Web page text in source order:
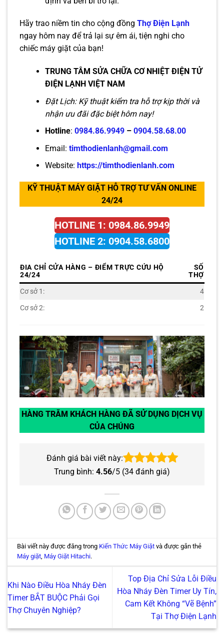
Hãy trao niềm tin cho cộng đồng Thợ Điện Lạnh
ngay hôm nay để trả lại sự êm ái, tiện nghi cho
chiếc máy giặt của bạn!
TRUNG TÂM SỬA CHỮA CƠ NHIỆT ĐIỆN TỬ
ĐIỆN LẠNH VIỆT NAM
Đặt Lịch: Kỹ thuật kiểm tra hỗ trợ kịp thời và
nhận ưu đãi đặc biệt hôm nay!
Hotline: 0984.86.9949– 0904.58.68.00
Email: timthodienlanh@gmail.com
Website: https://timthodienlanh.com
KỸ THUẬT MÁY GIẶT HỖ TRỢ TƯ VẤN ONLINE
24/24
HOTLINE 1: 0984.86.9949
HOTLINE 2: 0904.58.6800
ĐIA CHỈ CỬA HÀNG – ĐIỂM TRỰC CỨU HỘ
24/24
SỐ
THỢ
Cơ sở 1:
4
Cơ sở 2:
2
HÀNG TRĂM KHÁCH HÀNG ĐÃ SỬ DỤNG DỊCH VỤ
CỦA CHÚNG
Đánh giá bài viết này:
Trung bình: 4.56/5 (34 đánh giá)
Bài viết này được đăng trong Kiến Thức Máy Giặt và được gắn thẻ
Máy giặt, Máy Giặt Hitachi.
Khi Nào Điều Hòa Nháy Đèn
Timer BẮT BUỘC Phải Gọi
Thợ Chuyên Nghiệp?
Top Địa Chỉ Sửa Lỗi Điều
Hòa Nháy Đèn Timer Uy Tín,
Cam Kết Không “Vẽ Bệnh”
Tại Thợ Điện Lạnh